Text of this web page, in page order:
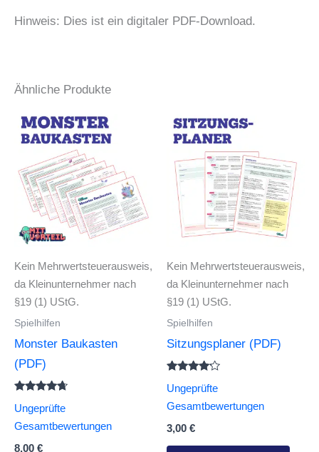
Hinweis: Dies ist ein digitaler PDF-Download.
Ähnliche Produkte
Kein Mehrwertsteuerausweis,
da Kleinunternehmer nach
§19 (1) UStG.
Spielhilfen
Monster Baukasten
(PDF)
mit
4.50
von 5
Ungeprüfte
Gesamtbewertungen
8,00 €
Kein Mehrwertsteuerausweis,
da Kleinunternehmer nach
§19 (1) UStG.
Spielhilfen
Sitzungsplaner (PDF)
mit
4.00
von 5
Ungeprüfte
Gesamtbewertungen
3,00 €